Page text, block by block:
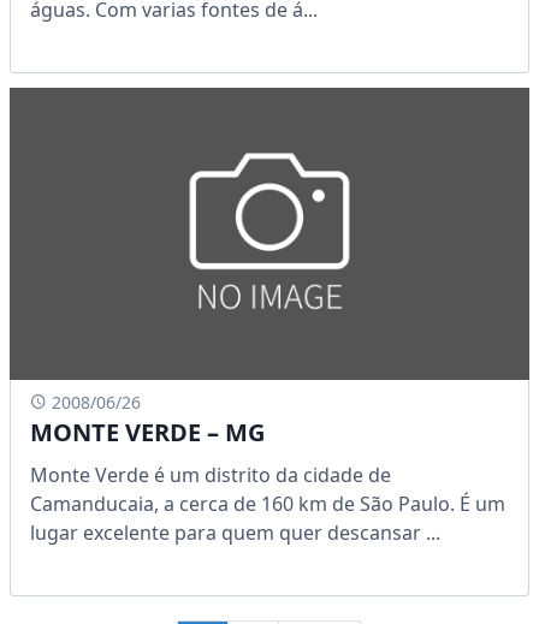
águas. Com varias fontes de á...
2008/06/26
MONTE VERDE – MG
Monte Verde é um distrito da cidade de
Camanducaia, a cerca de 160 km de São Paulo. É um
lugar excelente para quem quer descansar ...